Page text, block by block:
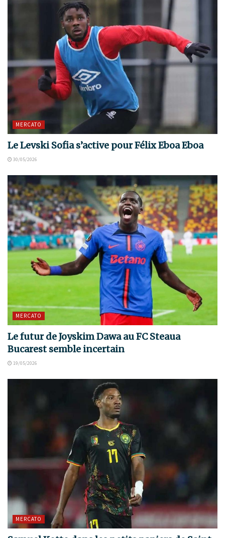
MERCATO
Le Levski Sofia s’active pour Félix Eboa Eboa
30/05/2026
MERCATO
Le futur de Joyskim Dawa au FC Steaua
Bucarest semble incertain
19/05/2026
MERCATO